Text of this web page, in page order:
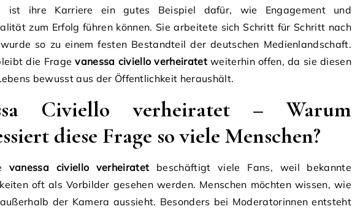
ist ihre Karriere ein gutes Beispiel dafür, wie Engagement und
zum Erfolg führen können. Sie arbeitete sich Schritt für Schritt nach
so zu einem festen Bestandteil der deutschen Medienlandschaft.
die Fragevanessa civiello verheiratetweiterhin offen, da sie diesen
bewusst aus der Öffentlichkeit heraushält.
Civiello verheiratet – Warum
diese Frage so viele Menschen?
vanessa civiello verheiratet beschäftigt viele Fans, weil bekannte
oft als Vorbilder gesehen werden. Menschen möchten wissen, wie
der Kamera aussieht. Besonders bei Moderatorinnen entsteht